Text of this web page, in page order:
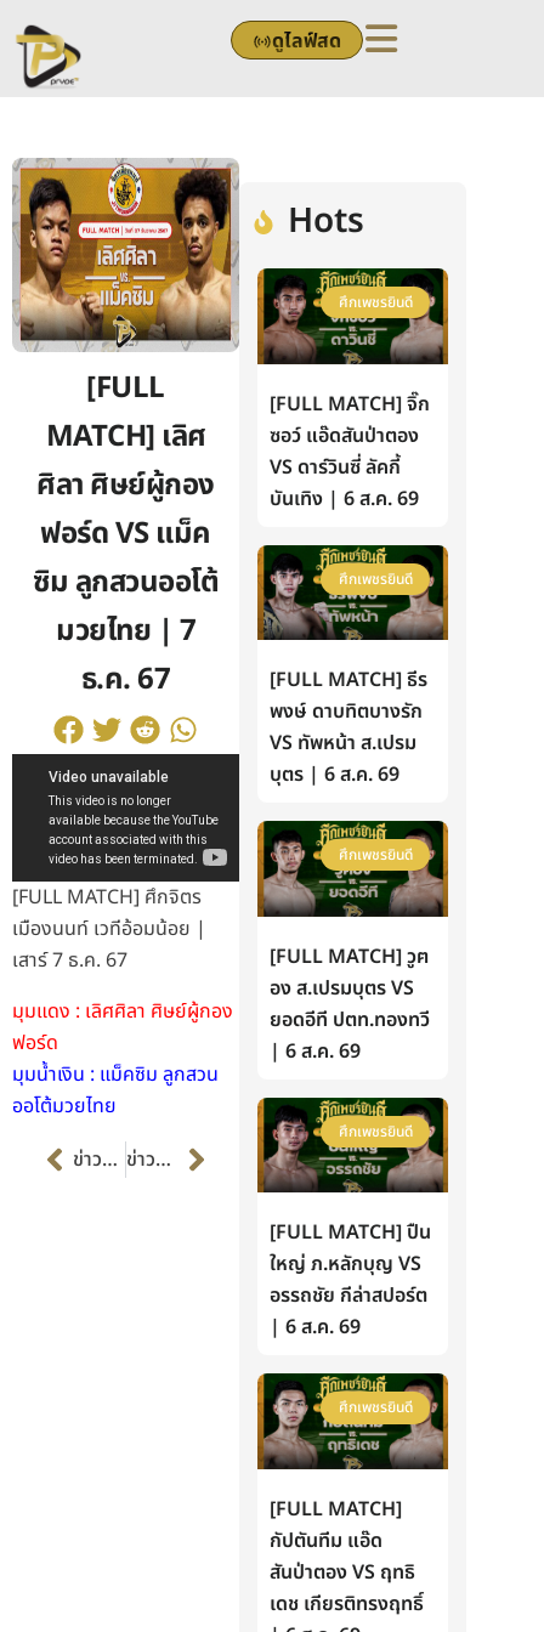
to
content
ดูไลฟ์สด
[FULL
MATCH] เลิศ
ศิลา ศิษย์ผู้กอง
ฟอร์ด VS แม็ค
ซิม ลูกสวนออโต้
มวยไทย | 7
ธ.ค. 67
[FULL MATCH] ศึกจิตร
เมืองนนท์ เวทีอ้อมน้อย |
เสาร์ 7 ธ.ค. 67
มุมแดง : เลิศศิลา ศิษย์ผู้กอง
ฟอร์ด
มุมน้ำเงิน : แม็คซิม ลูกสวน
ออโต้มวยไทย
Prevข่าวก่อนหน้า ข่าวต่อไป Next
Hots
ศึกเพชรยินดี
[FULL MATCH] จิ๊ก
ซอว์ แอ๊ดสันป่าตอง
VS ดาร์วินซี่ ลัคกี้
บันเทิง | 6 ส.ค. 69
ศึกเพชรยินดี
[FULL MATCH] ธีร
พงษ์ ดาบทิตบางรัก
VS ทัพหน้า ส.เปรม
บุตร | 6 ส.ค. 69
ศึกเพชรยินดี
[FULL MATCH] วูฅ
อง ส.เปรมบุตร VS
ยอดอีที ปตท.ทองทวี
| 6 ส.ค. 69
ศึกเพชรยินดี
[FULL MATCH] ปืน
ใหญ่ ภ.หลักบุญ VS
อรรถชัย กีล่าสปอร์ต
| 6 ส.ค. 69
ศึกเพชรยินดี
[FULL MATCH]
กัปตันทีม แอ๊ด
สันป่าตอง VS ฤทธิ
เดช เกียรติทรงฤทธิ์